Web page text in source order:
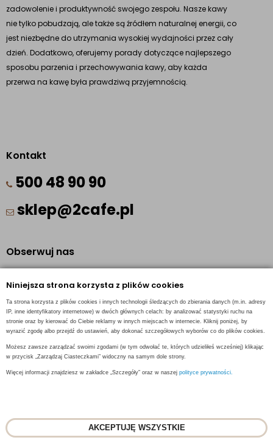
Niniejsza strona korzysta z plików cookies
Ta strona korzysta z plików cookies i innych technologii śledzących do zbierania danych (m.in. adresy
IP, inne identyfikatory internetowe) w dwóch głównych celach: by analizować statystyki ruchu na
stronie oraz by kierować do Ciebie reklamy w innych miejscach w internecie. Kliknij poniżej, by
wyrazić zgodę albo przejdź do ustawień, aby dokonać szczegółowych wyborów co do plików cookies.
Możesz zawsze zarządzać swoimi zgodami (w tym odwołać te, których udzieliłeś wcześniej) klikając
w przycisk „Zarządzaj Ciasteczkami” widoczny na samym dole strony.
Więcej informacji znajdziesz w zakładce „Szczegóły” oraz w naszej polityce prywatności.
AKCEPTUJĘ WSZYSTKIE
zadowolenie i produktywność swojego zespołu. Nasze kawy
nie tylko pobudzają, ale także są źródłem naturalnej energii, co
jest niezbędne do utrzymania wysokiej wydajności przez cały
dzień. Dodatkowo, oferujemy porady dotyczące najlepszego
sposobu parzenia i przechowywania kawy, aby każda
przerwa na kawę była prawdziwą przyjemnością.
Kontakt
500 48 90 90
sklep@2cafe.pl
Obserwuj nas
Instagram
INFORMACJE KONTAKTOWE
© 20182CAFE- Fresh Roasted Coffee